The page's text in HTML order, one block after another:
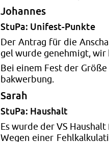
Jo­han­nes
StuPa: Uni­fest-Punk­te
Der An­trag für die
gel wurde ge­neh­migt, wir
Bei einem Fest der
bak­wer­bung.
Sarah
StuPa: Haus­halt
Es wurde der VS
Wegen einer